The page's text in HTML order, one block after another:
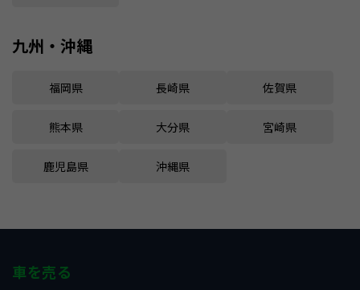
九州・沖縄
福岡県 長崎県 佐賀県
熊本県 大分県 宮崎県
鹿児島県 沖縄県
車を売る